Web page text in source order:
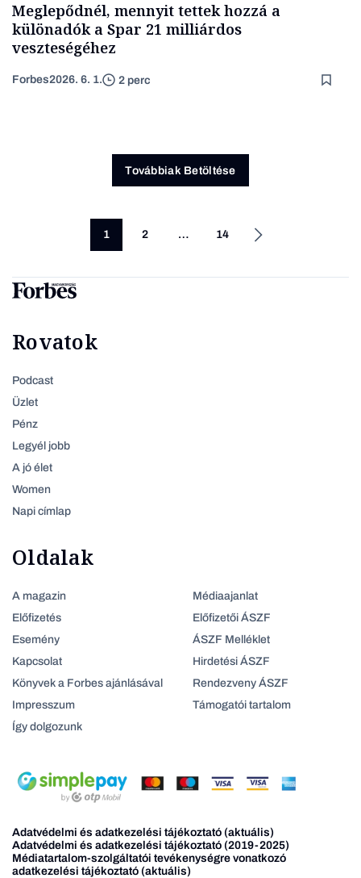
Meglepődnél, mennyit tettek hozzá a
különadók a Spar 21 milliárdos
veszteségéhez
Forbes2026. 6. 1. 2 perc
Továbbiak Betöltése
1 2 … 14
Rovatok
Podcast
Üzlet
Pénz
Legyél jobb
A jó élet
Women
Napi címlap
Oldalak
A magazin
Előfizetés
Esemény
Kapcsolat
Könyvek a Forbes ajánlásával
Impresszum
Így dolgozunk
Médiaajanlat
Előfizetői ÁSZF
ÁSZF Melléklet
Hirdetési ÁSZF
Rendezveny ÁSZF
Támogatói tartalom
Adatvédelmi és adatkezelési tájékoztató (aktuális)
Adatvédelmi és adatkezelési tájékoztató (2019-2025)
Médiatartalom-szolgáltatói tevékenységre vonatkozó
adatkezelési tájékoztató (aktuális)